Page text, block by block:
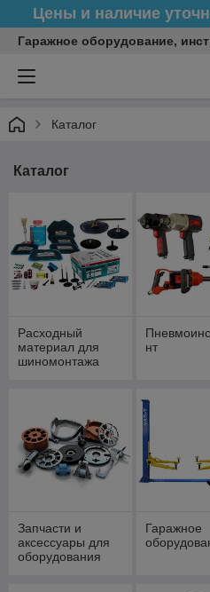
Цены и наличие
Гаражное оборудование,
Каталог
Каталог
Расходный
материал для
шиномонтажа
нт
Запчасти и
аксессуары для
оборудования
Гаражное